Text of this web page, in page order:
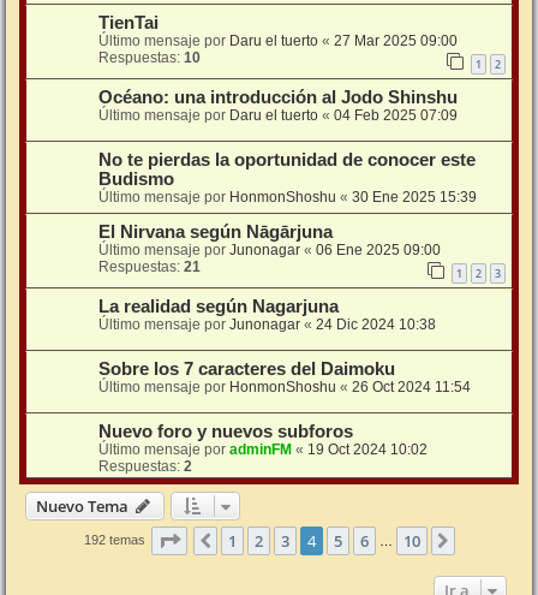
TienTai
Último mensaje por Daru el tuerto « 27 Mar 2025 09:00
Respuestas: 10 1 2
Océano: una introducción al Jodo Shinshu
Último mensaje por Daru el tuerto « 04 Feb 2025 07:09
No te pierdas la oportunidad de conocer este
Budismo
Último mensaje por HonmonShoshu « 30 Ene 2025 15:39
El Nirvana según Nāgārjuna
Último mensaje por Junonagar « 06 Ene 2025 09:00
Respuestas: 21 1 2 3
La realidad según Nagarjuna
Último mensaje por Junonagar « 24 Dic 2024 10:38
Sobre los 7 caracteres del Daimoku
Último mensaje por HonmonShoshu « 26 Oct 2024 11:54
Nuevo foro y nuevos subforos
Último mensaje por adminFM « 19 Oct 2024 10:02
Respuestas: 2
Nuevo Tema
192 temas Página de 10
Anterior
1 2 3 4 5 6 10
Ir a